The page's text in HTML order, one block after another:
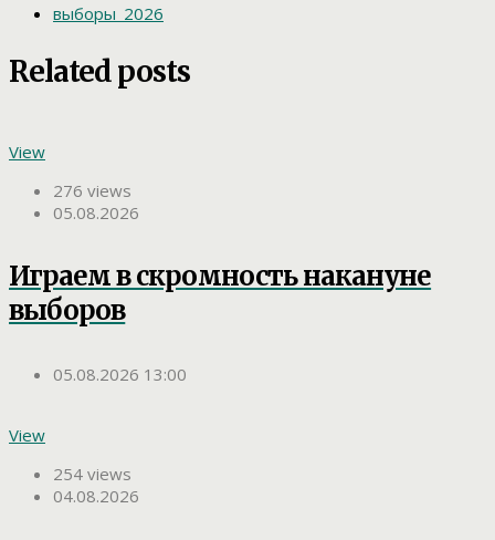
выборы_2026
Related posts
View
276 views
05.08.2026
Играем в скромность накануне
выборов
05.08.2026 13:00
View
254 views
04.08.2026